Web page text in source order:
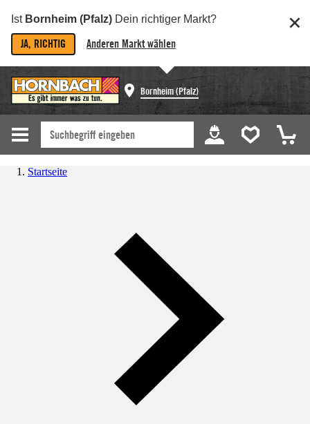
Ist Bornheim (Pfalz) Dein richtiger Markt?
JA, RICHTIG Anderen Markt wählen
Bornheim (Pfalz)
Startseite